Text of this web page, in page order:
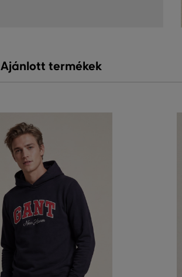
Ajánlott termékek